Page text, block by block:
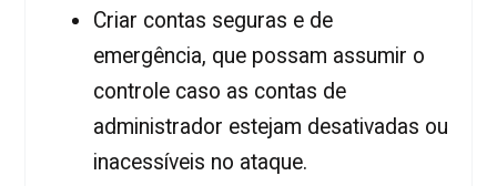
Criar contas seguras e de
emergência, que possam assumir o
controle caso as contas de
administrador estejam desativadas ou
inacessíveis no ataque.